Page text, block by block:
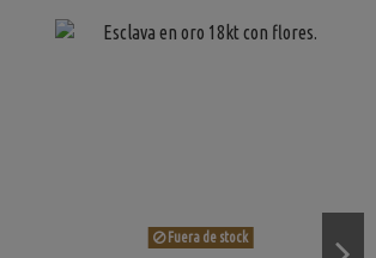
Fuera de stock